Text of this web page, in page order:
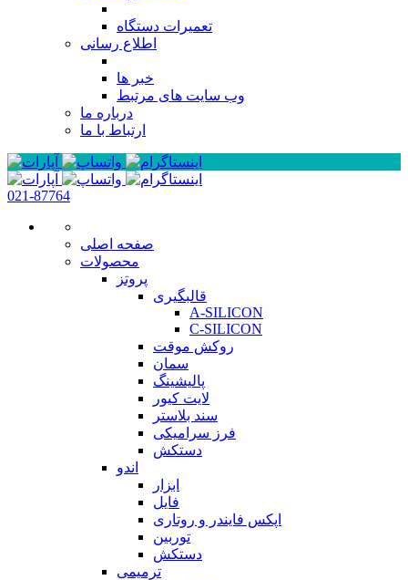
تعمیرات دستگاه
اطلاع رسانی
خبر ها
وب سایت های مرتبط
درباره ما
ارتباط با ما
021-87764
صفحه اصلی
محصولات
پروتز
قالبگیری
A-SILICON
C-SILICON
روکش موقت
سمان
پالیشینگ
لایت کیور
سند بلاستر
فرز سرامیکی
دستکش
اندو
ابزار
فایل
اپکس فایندر و روتاری
توربین
دستکش
ترمیمی